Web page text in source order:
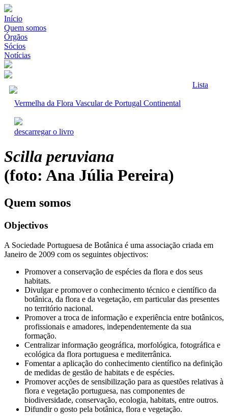
Início
Quem somos
Órgãos
Sócios
Notícias
Lista
Vermelha da Flora Vascular de Portugal Continental
descarregar o livro
Scilla peruviana
(foto: Ana Júlia Pereira)
Quem somos
Objectivos
A Sociedade Portuguesa de Botânica é uma associação criada em
Janeiro de 2009 com os seguintes objectivos:
Promover a conservação de espécies da flora e dos seus
habitats.
Divulgar e promover o conhecimento técnico e científico da
botânica, da flora e da vegetação, em particular das presentes
no território nacional.
Promover a troca de informação e experiência entre botânicos,
profissionais e amadores, independentemente da sua
formação.
Centralizar informação geográfica, morfológica, fotográfica e
ecológica da flora portuguesa e mediterrânica.
Fomentar a aplicação do conhecimento científico na definição
de medidas de gestão de habitats e de espécies.
Promover acções de sensibilização para as questões relativas à
flora e vegetação portuguesa, nas componentes de
biodiversidade, conservação, ecologia, habitats, entre outros.
Difundir o gosto pela botânica, flora e vegetação.